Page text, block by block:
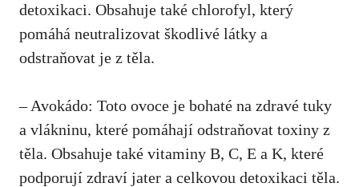
detoxikaci. Obsahuje také chlorofyl, který
pomáhá neutralizovat škodlivé látky a
odstraňovat je z těla.
– Avokádo: Toto ovoce je bohaté na zdravé tuky
a vlákninu, které pomáhají odstraňovat toxiny z
těla. Obsahuje také vitaminy B, C, E a K, které
podporují zdraví jater a celkovou detoxikaci těla.